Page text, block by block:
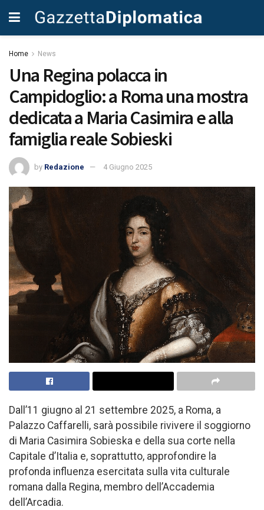
Home News
Una Regina polacca in
Campidoglio: a Roma una mostra
dedicata a Maria Casimira e alla
famiglia reale Sobieski
by Redazione 4 Giugno 2025
Dall’11 giugno al 21 settembre 2025, a Roma, a
Palazzo Caffarelli, sarà possibile rivivere il soggiorno
di Maria Casimira Sobieska e della sua corte nella
Capitale d’Italia e, soprattutto, approfondire la
profonda influenza esercitata sulla vita culturale
romana dalla Regina, membro dell’Accademia
dell’Arcadia.